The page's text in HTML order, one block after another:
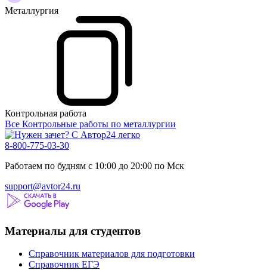
Металлургия
Контрольная работа
Все Контрольные работы по металлургии
8-800-775-03-30
Работаем по будням с 10:00 до 20:00 по Мск
support@avtor24.ru
Материалы для студентов
Справочник материалов для подготовки
Справочник ЕГЭ